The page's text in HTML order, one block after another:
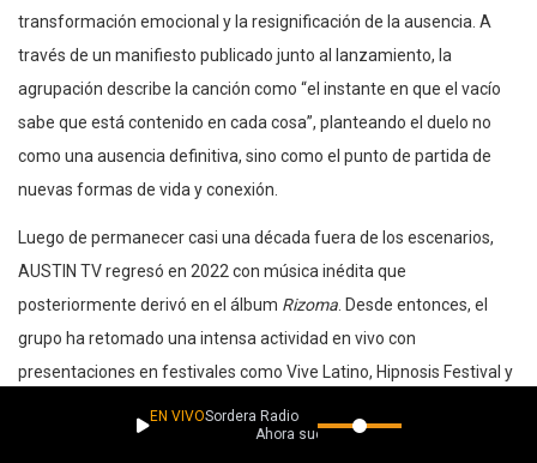
transformación emocional y la resignificación de la ausencia. A
través de un manifiesto publicado junto al lanzamiento, la
agrupación describe la canción como “el instante en que el vacío
sabe que está contenido en cada cosa”, planteando el duelo no
como una ausencia definitiva, sino como el punto de partida de
nuevas formas de vida y conexión.
Luego de permanecer casi una década fuera de los escenarios,
AUSTIN TV regresó en 2022 con música inédita que
posteriormente derivó en el álbum Rizoma. Desde entonces, el
grupo ha retomado una intensa actividad en vivo con
presentaciones en festivales como Vive Latino, Hipnosis Festival y
Rock al Parque en Colombia, además de una presentación masiva
en el Zócalo capitalino ante más de 90 mil asistentes a finales de
EN VIVOSordera Radio
Ahora suena